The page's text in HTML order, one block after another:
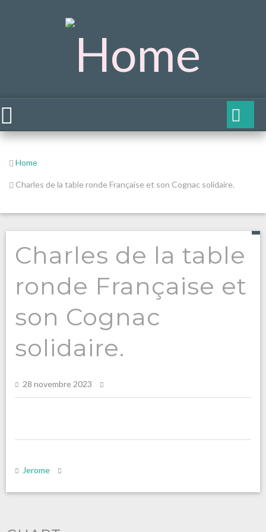
Home
Charles de la table ronde Française et son Cognac solidaire.
Charles de la table
ronde Française et
son Cognac
solidaire.
28 novembre 2023
Jerome